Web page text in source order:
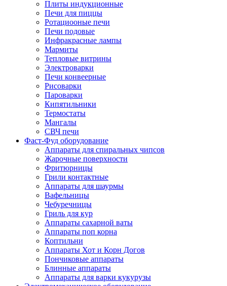
Плиты индукционные
Печи для пиццы
Ротациооные печи
Печи подовые
Инфракрасные лампы
Мармиты
Тепловые витрины
Электроварки
Печи конвеерные
Рисоварки
Пароварки
Кипятильники
Термостаты
Мангалы
СВЧ печи
Фаст-Фуд оборудование
Аппараты для спиральных чипсов
Жарочные поверхности
Фритюрницы
Грили контактные
Аппараты для шаурмы
Вафельницы
Чебуречницы
Гриль для кур
Аппараты сахарной ваты
Аппараты поп корна
Коптильни
Аппараты Хот и Корн Догов
Пончиковые аппараты
Блинные аппараты
Аппараты для варки кукурузы